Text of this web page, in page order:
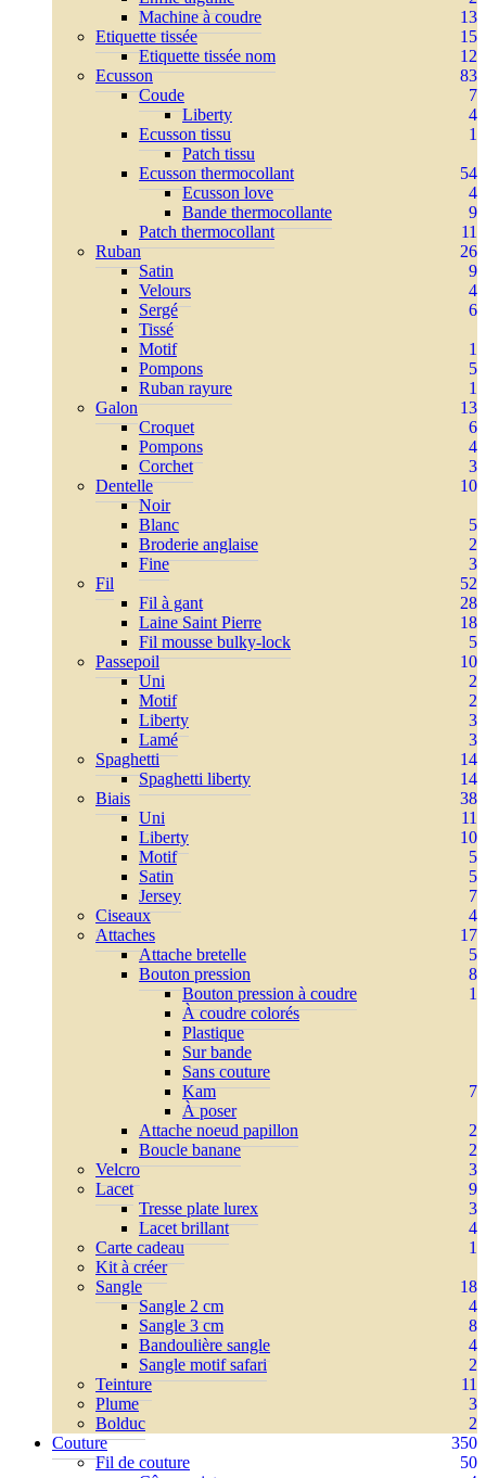
Machine à coudre
13
Etiquette tissée
15
Etiquette tissée nom
12
Ecusson
83
Coude
7
Liberty
4
Ecusson tissu
1
Patch tissu
Ecusson thermocollant
54
Ecusson love
4
Bande thermocollante
9
Patch thermocollant
11
Ruban
26
Satin
9
Velours
4
Sergé
6
Tissé
Motif
1
Pompons
5
Ruban rayure
1
Galon
13
Croquet
6
Pompons
4
Corchet
3
Dentelle
10
Noir
Blanc
5
Broderie anglaise
2
Fine
3
Fil
52
Fil à gant
28
Laine Saint Pierre
18
Fil mousse bulky-lock
5
Passepoil
10
Uni
2
Motif
2
Liberty
3
Lamé
3
Spaghetti
14
Spaghetti liberty
14
Biais
38
Uni
11
Liberty
10
Motif
5
Satin
5
Jersey
7
Ciseaux
4
Attaches
17
Attache bretelle
5
Bouton pression
8
Bouton pression à coudre
1
À coudre colorés
Plastique
Sur bande
Sans couture
Kam
7
À poser
Attache noeud papillon
2
Boucle banane
2
Velcro
3
Lacet
9
Tresse plate lurex
3
Lacet brillant
4
Carte cadeau
1
Kit à créer
Sangle
18
Sangle 2 cm
4
Sangle 3 cm
8
Bandoulière sangle
4
Sangle motif safari
2
Teinture
11
Plume
3
Bolduc
2
Couture
350
Fil de couture
50